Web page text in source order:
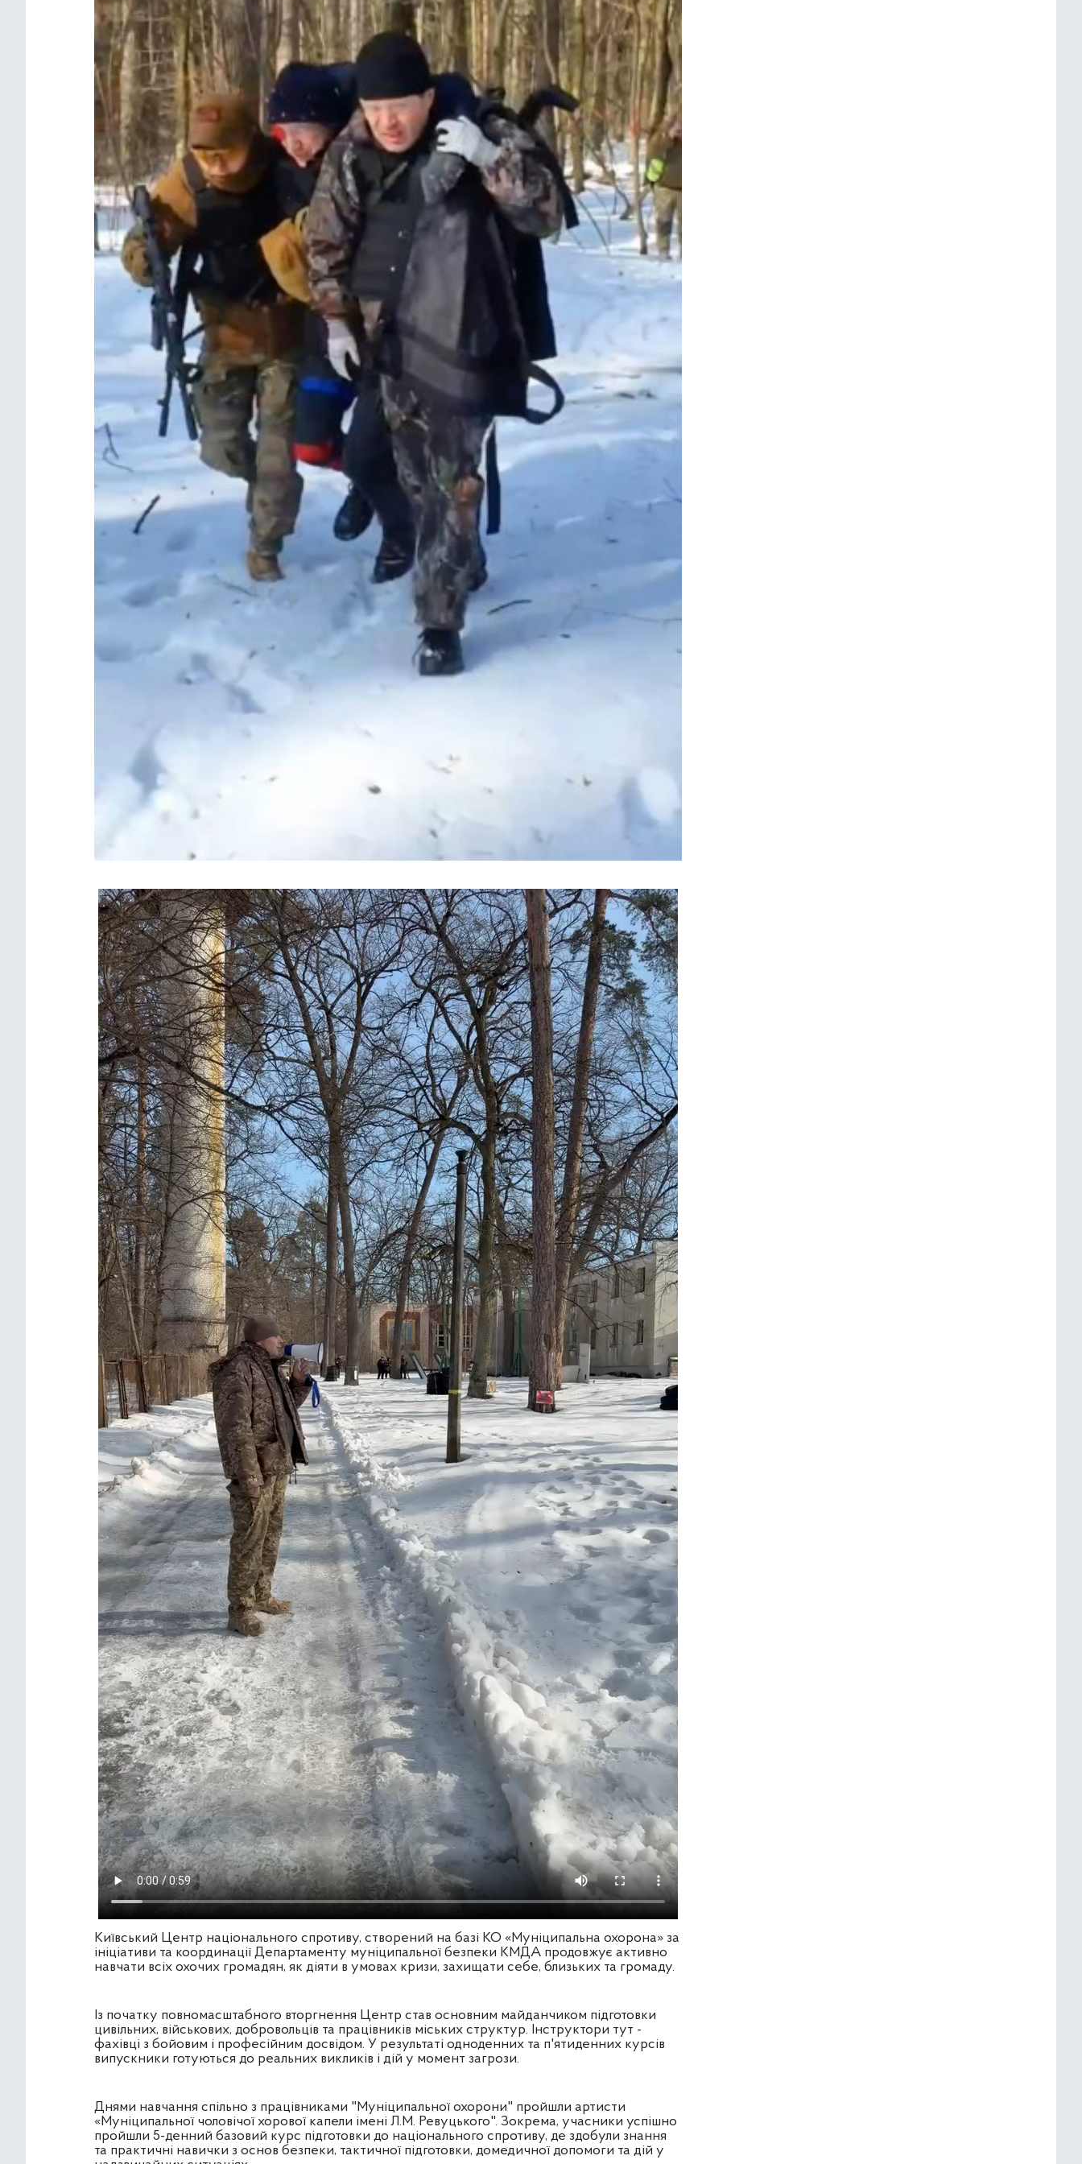
Київський Центр національного спротиву, створений на базі КО «Муніципальна охорона» за
ініціативи та координації Департаменту муніципальної безпеки КМДА продовжує активно
навчати всіх охочих громадян, як діяти в умовах кризи, захищати себе, близьких та громаду.
Із початку повномасштабного вторгнення Центр став основним майданчиком підготовки
цивільних, військових, добровольців та працівників міських структур. Інструктори тут -
фахівці з бойовим і професійним досвідом. У результаті одноденних та п'ятиденних курсів
випускники готуються до реальних викликів і дій у момент загрози.
Днями навчання спільно з працівниками "Муніципальної охорони" пройшли артисти
«Муніципальної чоловічої хорової капели імені Л.М. Ревуцького". Зокрема, учасники успішно
пройшли 5-денний базовий курс підготовки до національного спротиву, де здобули знання
та практичні навички з основ безпеки, тактичної підготовки, домедичної допомоги та дій у